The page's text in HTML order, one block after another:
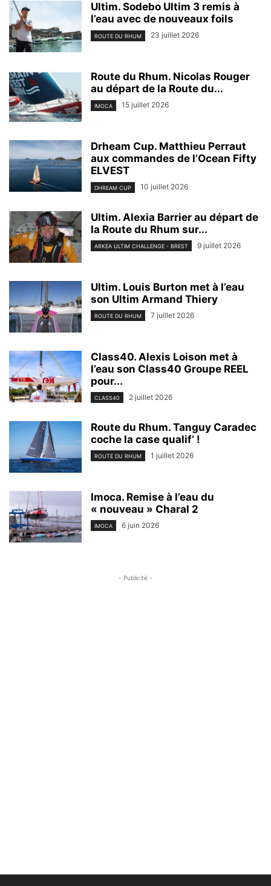
Ultim. Sodebo Ultim 3 remis à
l’eau avec de nouveaux foils
ROUTE DU RHUM 23 juillet 2026
Route du Rhum. Nicolas Rouger
au départ de la Route du...
IMOCA 15 juillet 2026
Drheam Cup. Matthieu Perraut
aux commandes de l’Ocean Fifty
ELVEST
DHREAM CUP 10 juillet 2026
Ultim. Alexia Barrier au départ de
la Route du Rhum sur...
ARKEA ULTIM CHALLENGE - BREST 9 juillet 2026
Ultim. Louis Burton met à l’eau
son Ultim Armand Thiery
ROUTE DU RHUM 7 juillet 2026
Class40. Alexis Loison met à
l’eau son Class40 Groupe REEL
pour...
CLASS40 2 juillet 2026
Route du Rhum. Tanguy Caradec
coche la case qualif’ !
ROUTE DU RHUM 1 juillet 2026
Imoca. Remise à l’eau du
« nouveau » Charal 2
IMOCA 6 juin 2026
- Publicité -